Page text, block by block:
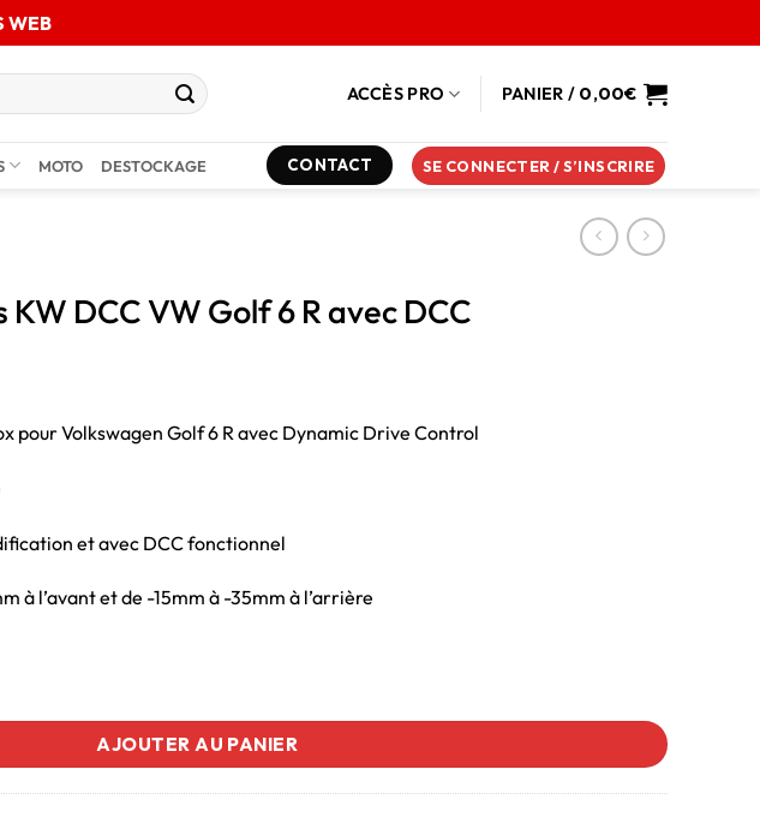
WEB
ACCÈS PRO PANIER / 0,00€
MOTO DESTOCKAGE CONTACT SE CONNECTER / S’INSCRIRE
DCC VW Golf 6 R avec DCC
pour Volkswagen Golf 6 R avec Dynamic Drive Control
et avec DCC fonctionnel
à l’avant et de -15mm à -35mm à l’arrière
AJOUTER AU PANIER